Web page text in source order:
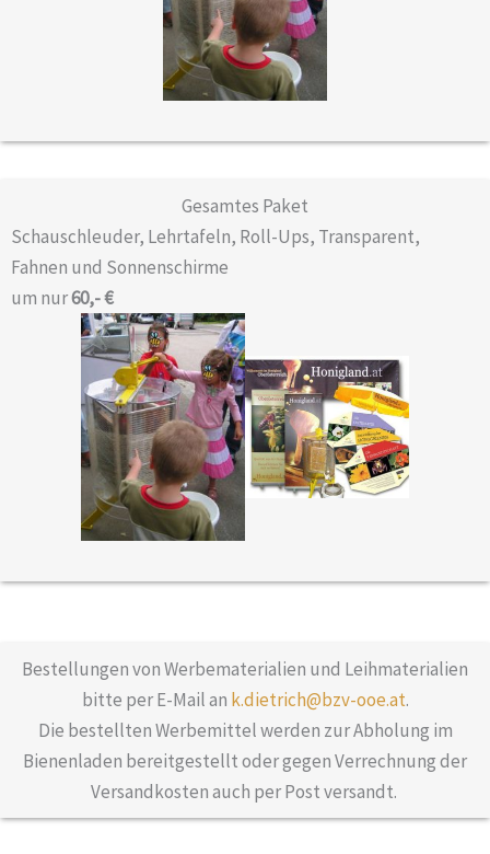
Gesamtes Paket
Schauschleuder, Lehrtafeln, Roll-Ups, Transparent,
Fahnen und Sonnenschirme
um nur60,- €
Bestellungen von Werbematerialien und Leihmaterialien
bitte per E-Mail an k.dietrich@bzv-ooe.at.
Die bestellten Werbemittel werden zur Abholung im
Bienenladen bereitgestellt oder gegen Verrechnung der
Versandkosten auch per Post versandt.